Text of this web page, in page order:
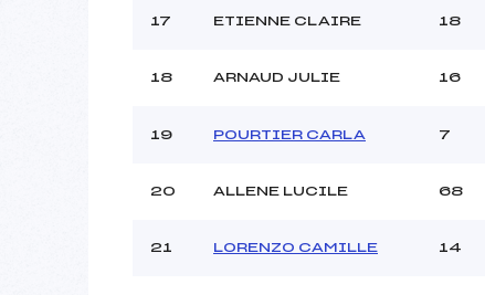
17 ETIENNE CLAIRE 18
18 ARNAUD JULIE 16
19 POURTIER CARLA 7
20 ALLENE LUCILE 68
21 LORENZO CAMILLE 14